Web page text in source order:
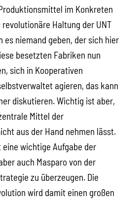
im Konkreten
Haltung der UNT
es niemand geben, der sich hier
besetzten Fabriken nun
sich in Kooperativen
agieren, das kann
diskutieren. Wichtig ist aber,
Mittel der
aus der Hand nehmen lässt.
wichtige Aufgabe der
auch Masparo von der
zu überzeugen. Die
wird damit einen großen